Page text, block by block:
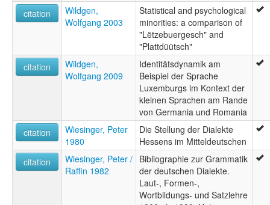
citation
Wildgen,
Wolfgang 2003
Statistical and psychological
minorities: a comparison of
"Lëtzebuergesch" and
"Plattdüütsch"
citation
Wildgen,
Wolfgang 2009
Identitätsdynamik am
Beispiel der Sprache
Luxemburgs im Kontext der
kleinen Sprachen am Rande
von Germania und Romania
citation
Wiesinger, Peter
1980
Die Stellung der Dialekte
Hessens im Mitteldeutschen
citation
Wiesinger, Peter /
Raffin 1982
Bibliographie zur Grammatik
der deutschen Dialekte.
Laut-, Formen-,
Wortbildungs- und Satzlehre